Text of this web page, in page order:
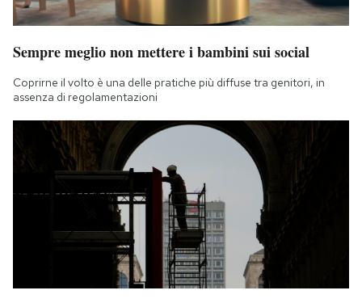
Sempre meglio non mettere i bambini sui social
Coprirne il volto è una delle pratiche più diffuse tra genitori, in
assenza di regolamentazioni